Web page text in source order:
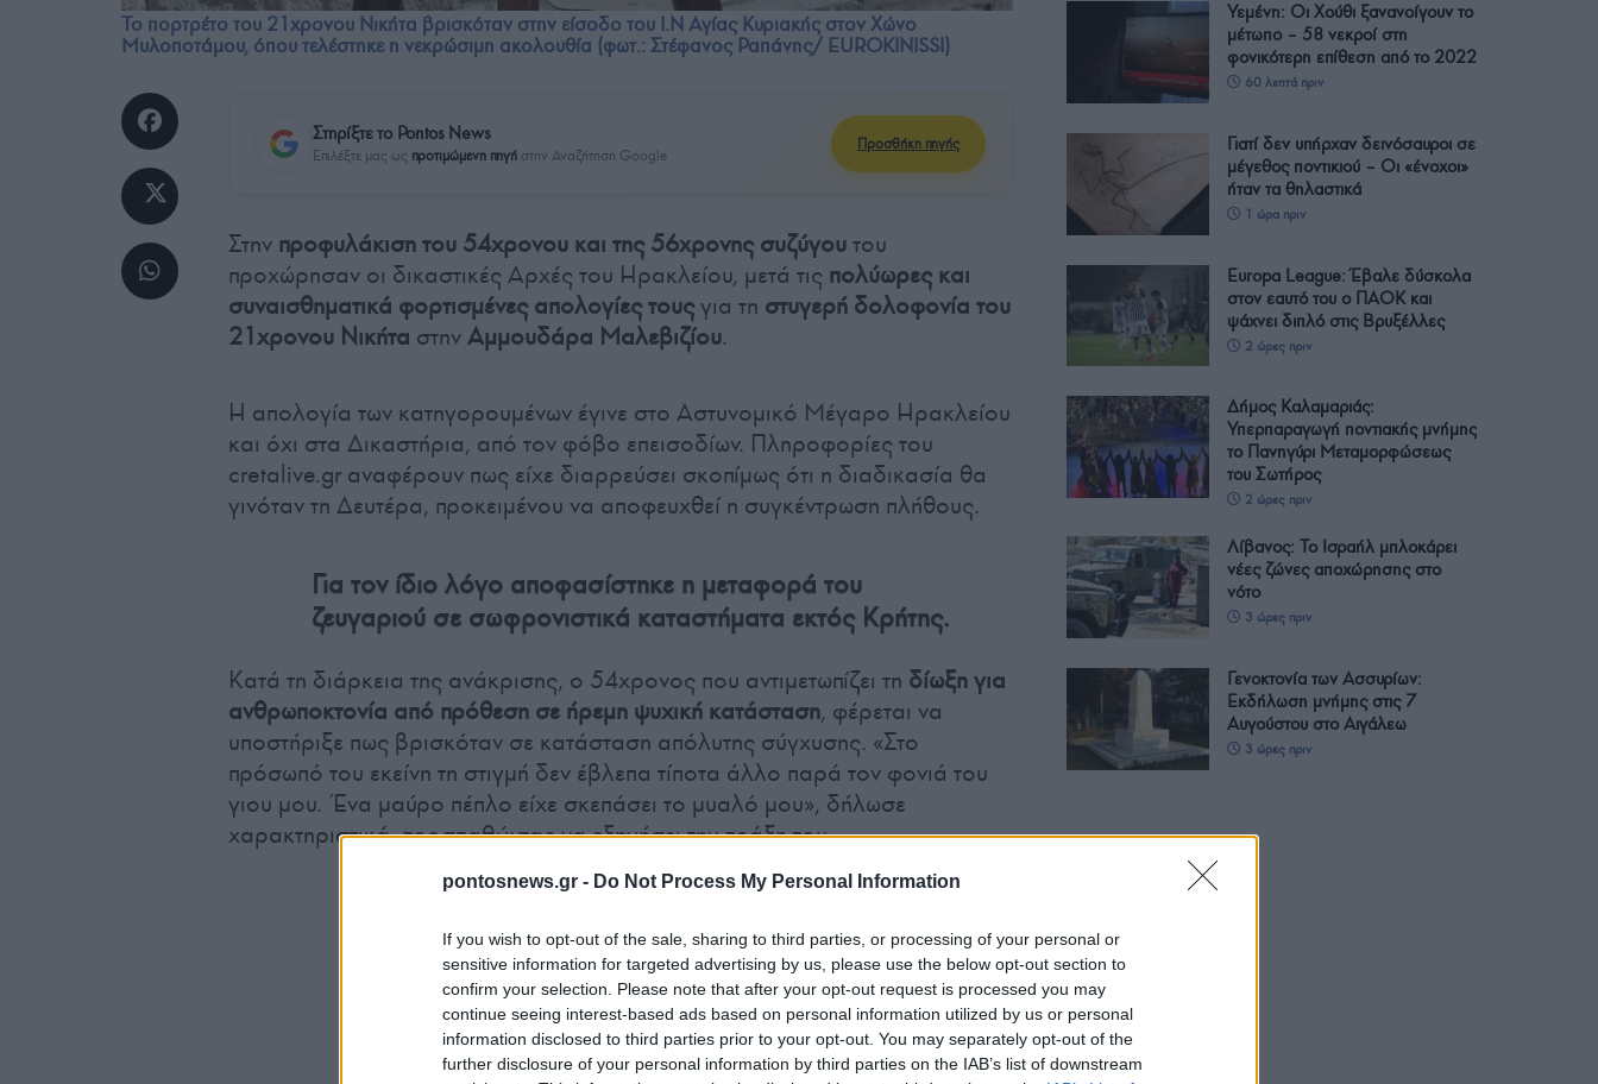
pontosnews.gr - Do Not Process My Personal Information
If you wish to opt-out of the sale, sharing to third parties, or processing of your personal or
sensitive information for targeted advertising by us, please use the below opt-out section to
confirm your selection. Please note that after your opt-out request is processed you may
continue seeing interest-based ads based on personal information utilized by us or personal
information disclosed to third parties prior to your opt-out. You may separately opt-out of the
further disclosure of your personal information by third parties on the IAB’s list of downstream
Το πορτρέτο του 21χρονου Νικήτα βρισκόταν στην είσοδο του Ι.Ν Αγίας Κυριακής στον Χώνο
Μυλοποτάμου, όπου τελέστηκε η νεκρώσιμη ακολουθία (φωτ.: Στέφανος Ραπάνης/ EUROKINISSI)
Στηρίξτε το Pontos News
Επιλέξτε μας ως προτιμώμενη πηγή στην Αναζήτηση Google
Προσθήκη πηγής
Στην προφυλάκιση του 54χρονου και της 56χρονης συζύγουτου
προχώρησαν οι δικαστικές Αρχές του Ηρακλείου, μετά τις πολύωρες και
συναισθηματικά φορτισμένες απολογίες τουςγια τη στυγερή δολοφονία του
21χρονου Νικήτα στηνΑμμουδάρα Μαλεβιζίου.
Η απολογία των κατηγορουμένων έγινε στο Αστυνομικό Μέγαρο Ηρακλείου
και όχι στα Δικαστήρια, από τον φόβο επεισοδίων. Πληροφορίες του
cretalive.gr αναφέρουν πως είχε διαρρεύσει σκοπίμως ότι η διαδικασία θα
γινόταν τη Δευτέρα, προκειμένου να αποφευχθεί η συγκέντρωση πλήθους.
Για τον ίδιο λόγο αποφασίστηκε η μεταφορά του
ζευγαριού σε σωφρονιστικά καταστήματα εκτός Κρήτης.
Κατά τη διάρκεια της ανάκρισης, ο 54χρονος που αντιμετωπίζει τη δίωξη για
ανθρωποκτονία από πρόθεση σε ήρεμη ψυχική κατάσταση, φέρεται να
υποστήριξε πως βρισκόταν σε κατάσταση απόλυτης σύγχυσης. «Στο
πρόσωπό του εκείνη τη στιγμή δεν έβλεπα τίποτα άλλο παρά τον φονιά του
γιου μου. Ένα μαύρο πέπλο είχε σκεπάσει το μυαλό μου», δήλωσε
χαρακτηριστικά, προσπαθώντας να εξηγήσει την πράξη του.
Υεμένη: Οι Χούθι ξανανοίγουν το
μέτωπο – 58 νεκροί στη
φονικότερη επίθεση από το 2022
60 λεπτά πριν
Γιατί δεν υπήρχαν δεινόσαυροι σε
μέγεθος ποντικιού – Οι «ένοχοι»
ήταν τα θηλαστικά
1 ώρα πριν
Europa League: Έβαλε δύσκολα
στον εαυτό του ο ΠΑΟΚ και
ψάχνει διπλό στις Βρυξέλλες
2 ώρες πριν
Δήμος Καλαμαριάς:
Υπερπαραγωγή ποντιακής μνήμης
το Πανηγύρι Μεταμορφώσεως
του Σωτήρος
2 ώρες πριν
Λίβανος: Το Ισραήλ μπλοκάρει
νέες ζώνες αποχώρησης στο
νότο
3 ώρες πριν
Γενοκτονία των Ασσυρίων:
Εκδήλωση μνήμης στις 7
Αυγούστου στο Αιγάλεω
3 ώρες πριν